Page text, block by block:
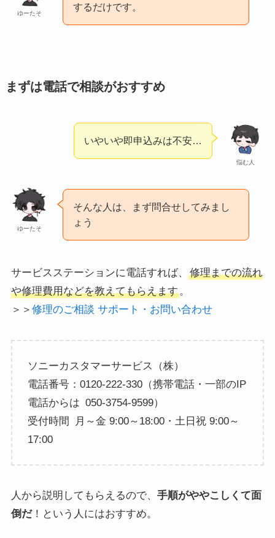
ゆーたそ
するだけです。
まずは電話で相談がおすすめ
悩む人
いやいや即申込みは不安…
ゆーたそ
そんな人は、まず問合せしてみまし
ょう
サービスステーションに電話すれば、
修理までの流れ
や修理費用などを教えてもらえます。
＞＞ 修理のご相談 サポート・お問い合わせ
ソニーカスタマーサービス（株）
電話番号：0120-222-330（携帯電話・一部のIP
電話からは 050-3754-9599）
受付時間 月～金 9:00～18:00・土日祝 9:00～
17:00
人から説明してもらえるので、 手順がややこしくて面
倒だ！という人にはおすすめ。